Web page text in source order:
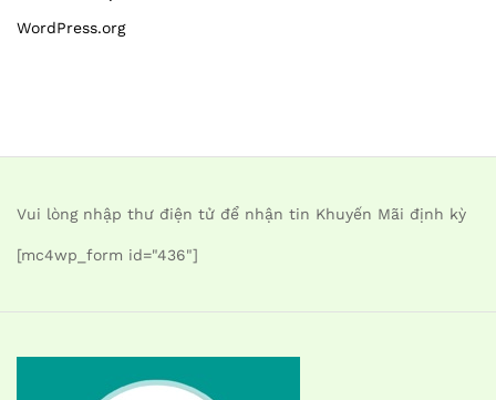
WordPress.org
Vui lòng nhập thư điện tử để nhận tin Khuyến Mãi định kỳ
[mc4wp_form id="436"]